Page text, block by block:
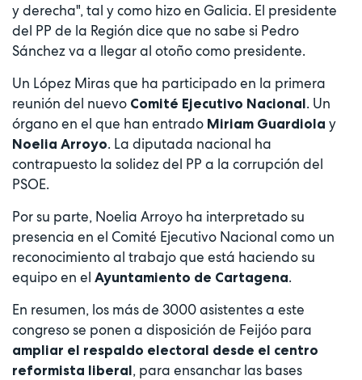
y derecha", tal y como hizo en Galicia. El presidente
del PP de la Región dice que no sabe si Pedro
Sánchez va a llegar al otoño como presidente.
Un López Miras que ha participado en la primera
reunión del nuevo Comité Ejecutivo Nacional. Un
órgano en el que han entrado Miriam Guardiola y
Noelia Arroyo. La diputada nacional ha
contrapuesto la solidez del PP a la corrupción del
PSOE.
Por su parte, Noelia Arroyo ha interpretado su
presencia en el Comité Ejecutivo Nacional como un
reconocimiento al trabajo que está haciendo su
equipo en el Ayuntamiento de Cartagena.
En resumen, los más de 3000 asistentes a este
congreso se ponen a disposición de Feijóo para
ampliar el respaldo electoral desde el centro
reformista liberal, para ensanchar las bases